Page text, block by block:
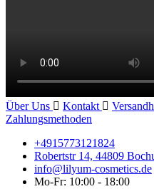
Über Uns Kontakt
Zahlungsmethoden
+4915773121824
Robertstr 14, 44809
info@lilyum-cosmetics.de
Mo-Fr: 10:00 - 18:00